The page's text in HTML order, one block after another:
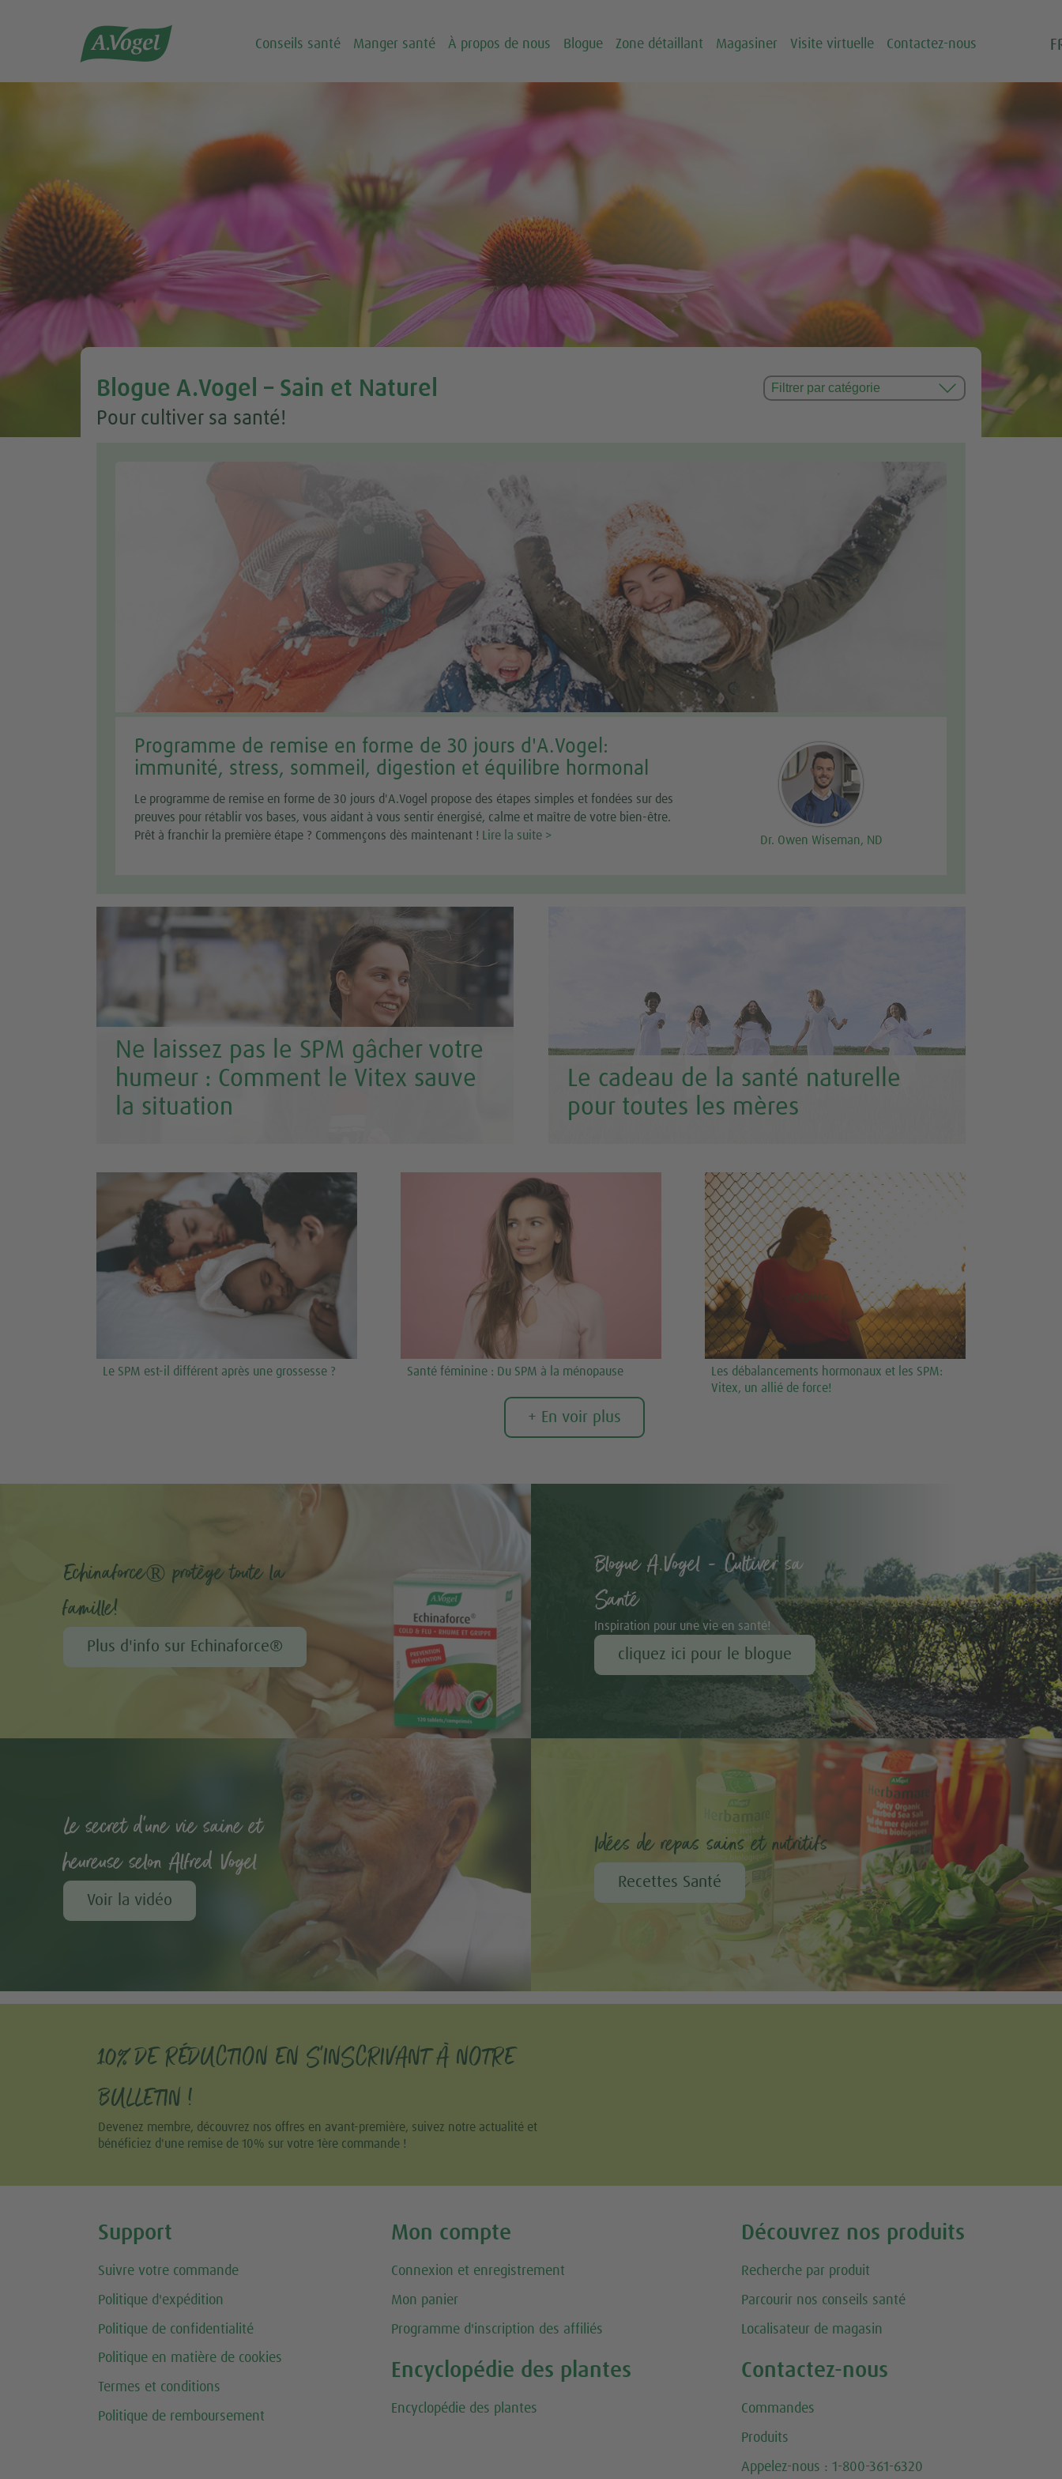
 Conseils santé Manger santé À propos de nous Blogue Zone détaillant Magasiner Visite virtuelle Contactez-nous
Blogue A.Vogel – Sain et Naturel
Pour cultiver sa santé!
Programme de remise en forme de 30 jours d'A.Vogel:
immunité, stress, sommeil, digestion et équilibre hormonal
Le programme de remise en forme de 30 jours d'A.Vogel propose des étapes simples et fondées sur des
preuves pour rétablir vos bases, vous aidant à vous sentir énergisé, calme et maître de votre bien-être.
Prêt à franchir la première étape ? Commençons dès maintenant !
Lire la suite > Dr. Owen Wiseman, ND
Ne laissez pas le SPM gâcher votre
humeur : Comment le Vitex sauve
la situation
Le cadeau de la santé naturelle
pour toutes les mères
Le SPM est-il différent après une grossesse ? Santé féminine : Du SPM à la ménopause
Les débalancements hormonaux et les SPM:
Vitex, un allié de force!
+ En voir plus
Echinaforce® protège toute la
famille!
Plus d'info sur Echinaforce®
Blogue A.Vogel - Cultiver sa
Santé
Inspiration pour une vie en santé!
cliquez ici pour le blogue
Le secret d'une vie saine et
heureuse selon Alfred Vogel
Voir la vidéo
Idées de repas sains et nutritifs
Recettes Santé
10% DE RÉDUCTION EN S'INSCRIVANT À NOTRE
BULLETIN !
Devenez membre, découvrez nos offres en avant-première, suivez notre actualité et
bénéficiez d'une remise de 10% sur votre 1ère commande !
Support
Suivre votre commande
Politique d'expédition
Politique de confidentialité
Politique en matière de cookies
Termes et conditions
Politique de remboursement
Mon compte
Connexion et enregistrement
Mon panier
Programme d'inscription des affiliés
Encyclopédie des plantes
Encyclopédie des plantes
Découvrez nos produits
Recherche par produit
Parcourir nos conseils santé
Localisateur de magasin
Contactez-nous
Commandes
Produits
Appelez-nous : 1-800-361-6320